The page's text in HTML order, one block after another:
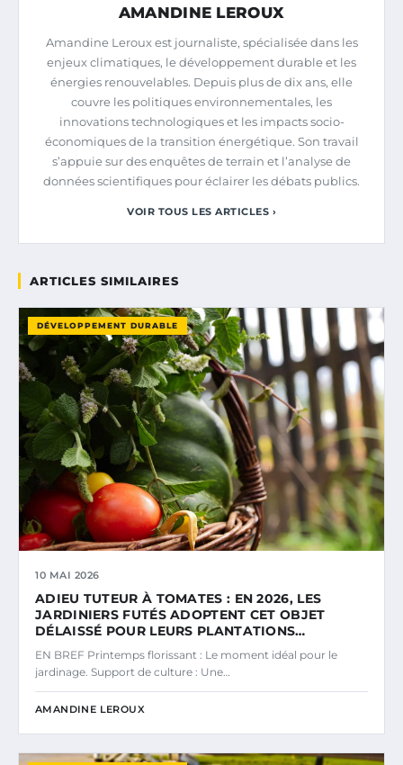
AMANDINE LEROUX
Amandine Leroux est journaliste, spécialisée dans les
enjeux climatiques, le développement durable et les
énergies renouvelables. Depuis plus de dix ans, elle
couvre les politiques environnementales, les
innovations technologiques et les impacts socio-
économiques de la transition énergétique. Son travail
s’appuie sur des enquêtes de terrain et l’analyse de
données scientifiques pour éclairer les débats publics.
VOIR TOUS LES ARTICLES ›
ARTICLES SIMILAIRES
DÉVELOPPEMENT DURABLE
10 MAI 2026
ADIEU TUTEUR À TOMATES : EN 2026, LES
JARDINIERS FUTÉS ADOPTENT CET OBJET
DÉLAISSÉ POUR LEURS PLANTATIONS…
EN BREF Printemps florissant : Le moment idéal pour le
jardinage. Support de culture : Une…
AMANDINE LEROUX